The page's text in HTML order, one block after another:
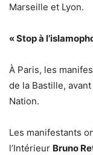
Marseille et Lyon.
« Stop à
À Paris, les
de la Bastille,
Nation.
Les manifestants
l’Intérieur Bruno